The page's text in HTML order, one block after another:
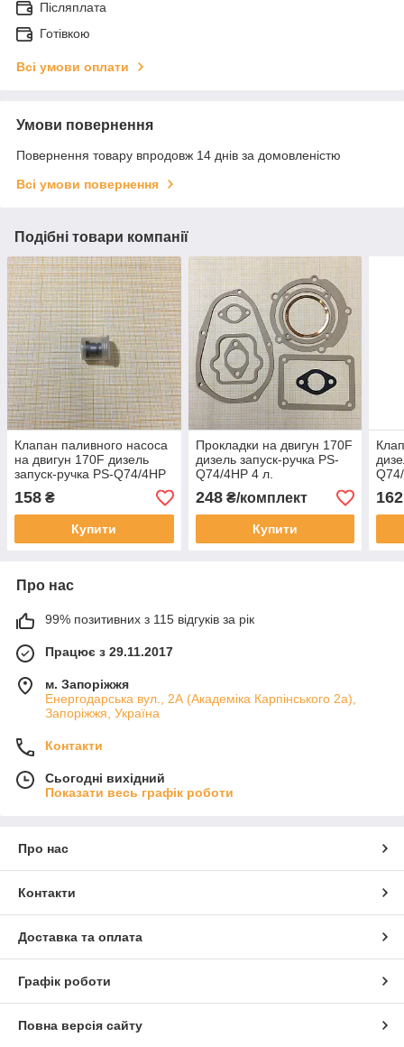
Післяплата
Готівкою
Всі умови оплати
Умови повернення
Повернення товару впродовж 14 днів за домовленістю
Всі умови повернення
Подібні товари компанії
Клапан паливного насоса
на двигун 170F дизель
запуск-ручка PS-Q74/4HP
4 л.с.
158 ₴
Купити
Прокладки на двигун 170F
дизель запуск-ручка PS-
Q74/4HP 4 л.
248₴/комплект
Купити
162
Про нас
99% позитивних з 115 відгуків за рік
Працює з 29.11.2017
м. Запоріжжя
Енергодарська вул., 2А (Академіка Карпінського 2а),
Запоріжжя, Україна
Контакти
Сьогодні вихідний
Показати весь графік роботи
Про нас
Контакти
Доставка та оплата
Графік роботи
Повна версія сайту